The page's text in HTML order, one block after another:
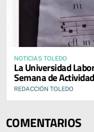
NOTICIAS TOLEDO
La Universidad
Semana de
REDACCIÓN TOLEDO
COMENTARIOS